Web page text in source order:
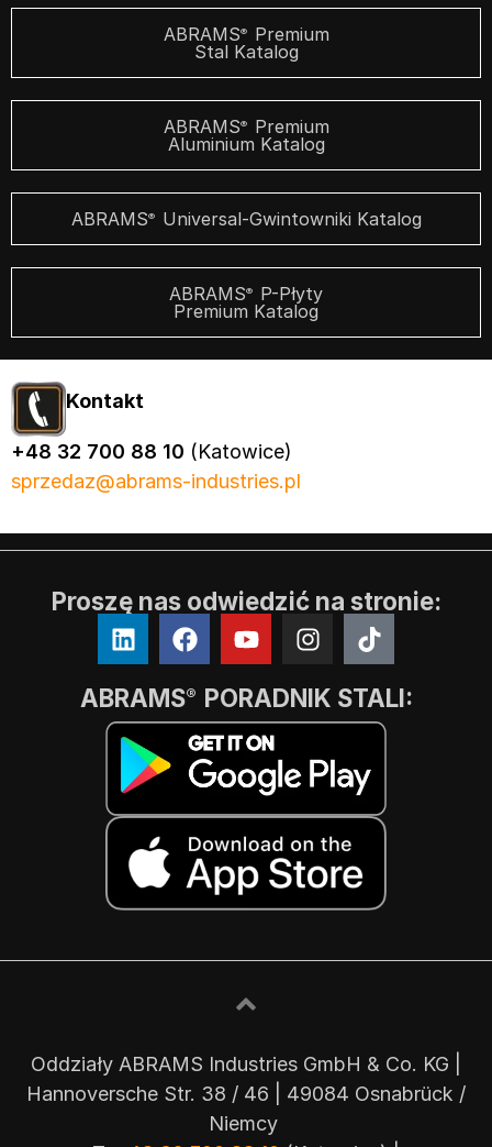
ABRAMS®
Premium
Stal Katalog
ABRAMS®
Premium
Aluminium Katalog
ABRAMS® Universal-Gwintowniki Katalog
ABRAMS®
P-Płyty
Premium Katalog
Kontakt
+48 32 700 88 10 (Katowice)
sprzedaz@abrams-industries.pl
Proszę nas odwiedzić na stronie:
ABRAMS® PORADNIK STALI:
Oddziały ABRAMS Industries GmbH & Co. KG |
Hannoversche Str. 38 / 46 | 49084 Osnabrück /
Niemcy